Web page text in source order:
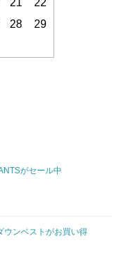
28
29
がセール中
ウンベストがお買い得